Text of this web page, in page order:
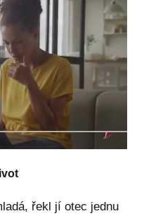
řekl jí otec jednu